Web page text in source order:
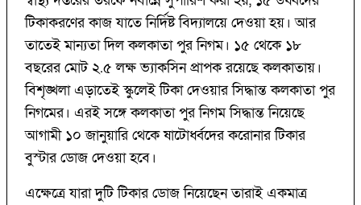
টিকাকরণের কাজ যাতে নির্দিষ্ট বিদ্যালয়ে দেওয়া হয়। আর
তাতেই মান্যতা দিল কলকাতা পুর নিগম। ১৫ থেকে ১৮
বছরের মোট ২.৫ লক্ষ ভ্যাকসিন প্রাপক রয়েছে কলকাতায়।
বিশৃঙ্খলা এড়াতেই স্কুলেই টিকা দেওয়ার সিদ্ধান্ত কলকাতা পুর
নিগমের। এরই সঙ্গে কলকাতা পুর নিগম সিদ্ধান্ত নিয়েছে
আগামী ১০ জানুয়ারি থেকে ষাটোর্ধ্বদের করোনার টিকার
বুস্টার ডোজ দেওয়া হবে।
এক্ষেত্রে যারা দুটি টিকার ডোজ নিয়েছেন তারাই একমাত্র